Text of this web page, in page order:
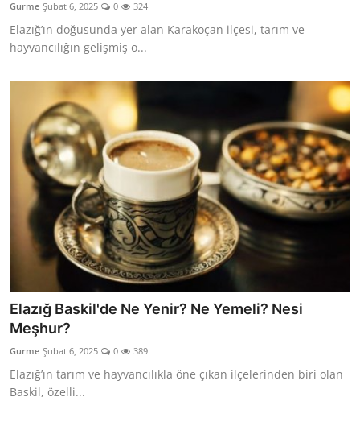
Gurme Şubat 6, 2025 0 324
Elazığ’ın doğusunda yer alan Karakoçan ilçesi, tarım ve
hayvancılığın gelişmiş o...
Elazığ Baskil'de Ne Yenir? Ne Yemeli? Nesi
Meşhur?
Gurme Şubat 6, 2025 0 389
Elazığ’ın tarım ve hayvancılıkla öne çıkan ilçelerinden biri olan
Baskil, özelli...